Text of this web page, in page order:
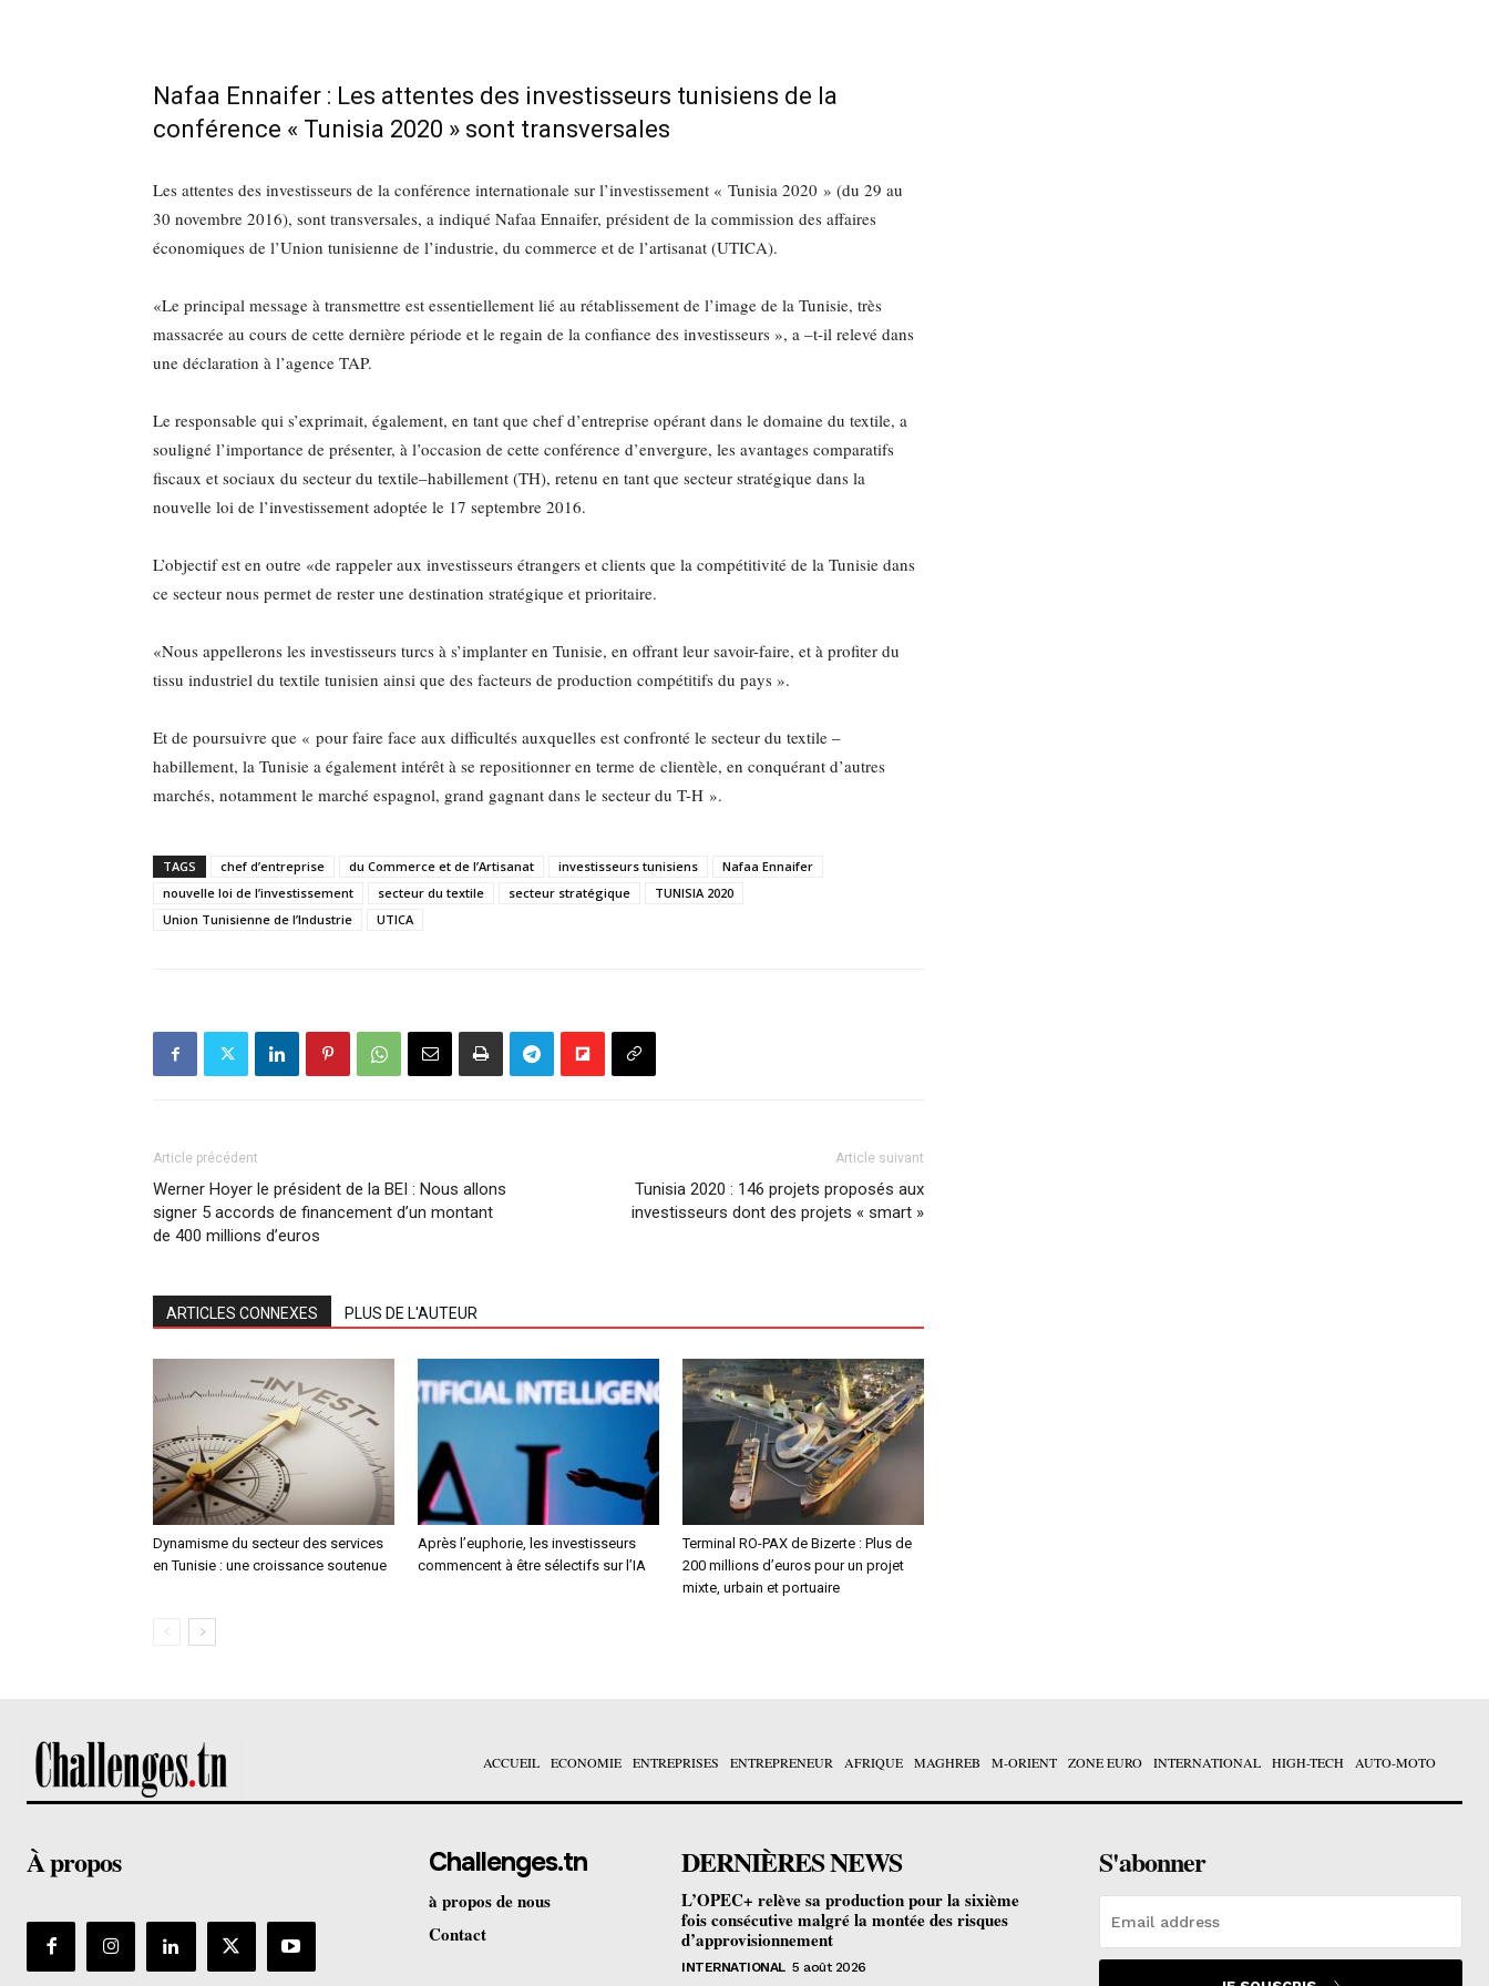
Nafaa Ennaifer : Les attentes des investisseurs tunisiens de la
conférence « Tunisia 2020 » sont transversales
Les attentes des investisseurs de la conférence internationale sur l’investissement « Tunisia 2020 » (du 29 au
30 novembre 2016), sont transversales, a indiqué Nafaa Ennaifer, président de la commission des affaires
économiques de l’Union tunisienne de l’industrie, du commerce et de l’artisanat (UTICA).
«Le principal message à transmettre est essentiellement lié au rétablissement de l’image de la Tunisie, très
massacrée au cours de cette dernière période et le regain de la confiance des investisseurs », a –t-il relevé dans
une déclaration à l’agence TAP.
Le responsable qui s’exprimait, également, en tant que chef d’entreprise opérant dans le domaine du textile, a
souligné l’importance de présenter, à l’occasion de cette conférence d’envergure, les avantages comparatifs
fiscaux et sociaux du secteur du textile–habillement (TH), retenu en tant que secteur stratégique dans la
nouvelle loi de l’investissement adoptée le 17 septembre 2016.
L’objectif est en outre «de rappeler aux investisseurs étrangers et clients que la compétitivité de la Tunisie dans
ce secteur nous permet de rester une destination stratégique et prioritaire.
«Nous appellerons les investisseurs turcs à s’implanter en Tunisie, en offrant leur savoir-faire, et à profiter du
tissu industriel du textile tunisien ainsi que des facteurs de production compétitifs du pays ».
Et de poursuivre que « pour faire face aux difficultés auxquelles est confronté le secteur du textile –
habillement, la Tunisie a également intérêt à se repositionner en terme de clientèle, en conquérant d’autres
marchés, notamment le marché espagnol, grand gagnant dans le secteur du T-H ».
TAGS chef d’entreprise du Commerce et de l’Artisanat investisseurs tunisiens
Nafaa Ennaifer
nouvelle loi de l’investissement
secteur du textile secteur stratégique
TUNISIA 2020
Union Tunisienne de l’Industrie
UTICA
Article précédent
Werner Hoyer le président de la BEI : Nous allons
signer 5 accords de financement d’un montant
de 400 millions d’euros
Article suivant
Tunisia 2020 : 146 projets proposés aux
investisseurs dont des projets « smart »
ARTICLES CONNEXES PLUS DE L'AUTEUR
Dynamisme du secteur des services
en Tunisie : une croissance soutenue
Après l’euphorie, les investisseurs
commencent à être sélectifs sur l’IA
Terminal RO-PAX de Bizerte : Plus de
200 millions d’euros pour un projet
mixte, urbain et portuaire
ACCUEIL ECONOMIE ENTREPRISES ENTREPRENEUR AFRIQUE MAGHREB M-ORIENT ZONE EURO INTERNATIONAL HIGH-TECH AUTO-MOTO
À propos Challenges.tn
à propos de nous
Contact
DERNIÈRES NEWS
L’OPEC+ relève sa production pour la sixième
fois consécutive malgré la montée des risques
d’approvisionnement
INTERNATIONAL 5 août 2026
S'abonner